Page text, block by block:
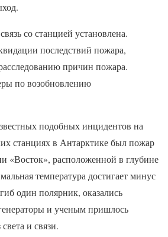
со станцией установлена.
последствий пожара,
причин пожара.
по возобновлению
подобных инцидентов на
станциях в Антарктике был пожар
«Восток», расположенной в глубине
температура достигает минус
один полярник, оказались
и ученым пришлось
и связи.